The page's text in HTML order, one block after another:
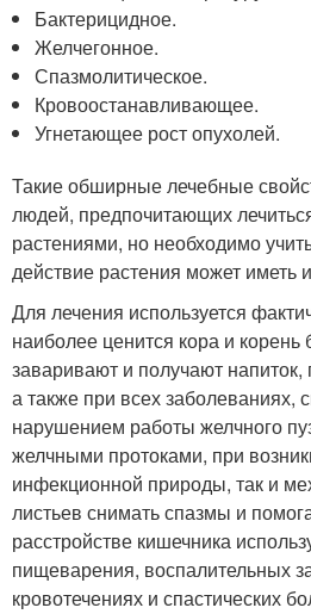
Бактерицидное.
Желчегонное.
Спазмолитическое.
Кровоостанавливающее.
Угнетающее рост опухолей.
Такие обширные лечебные
людей, предпочитающих
растениями, но необходимо
действие растения может иметь
Для лечения используется
наиболее ценится кора и корень
заваривают и получают
а также при всех заболеваниях,
нарушением работы желчного
желчными протоками, при
инфекционной природы, так и
листьев снимать спазмы и
расстройстве кишечника
пищеварения, воспалительных
кровотечениях и спастических